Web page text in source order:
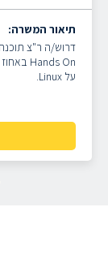
תיאור המשרה:
על Linux.